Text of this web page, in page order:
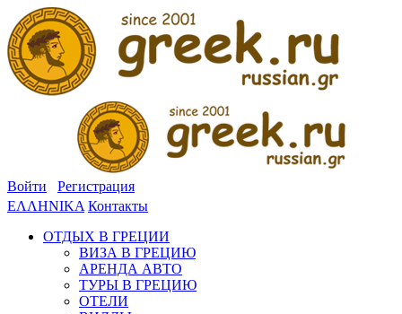
Войти
Регистрация
ΕΛΛΗΝΙΚΑ Контакты
ОТДЫХ В ГРЕЦИИ
ВИЗА В ГРЕЦИЮ
АРЕНДА АВТО
ТУРЫ В ГРЕЦИЮ
ОТЕЛИ